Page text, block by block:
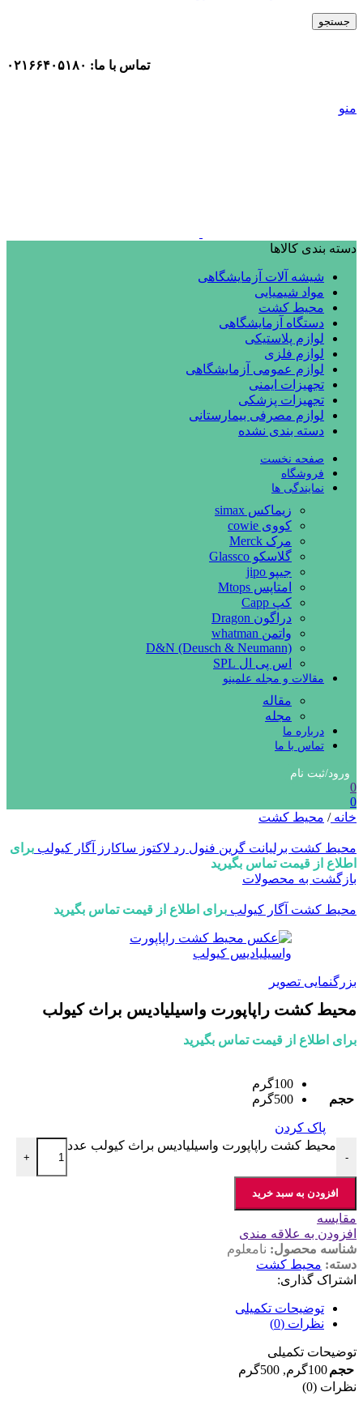
جستجو
تماس با ما: ۰۲۱۶۶۴۰۵۱۸۰
منو
دسته بندی کالاها
شیشه آلات آزمایشگاهی
مواد شیمیایی
محیط کشت
دستگاه آزمایشگاهی
لوازم پلاستیکی
لوازم فلزی
لوازم عمومی آزمایشگاهی
تجهیزات ایمنی
تجهیزات پزشکی
لوازم مصرفی بیمارستانی
دسته بندی نشده
صفحه نخست
فروشگاه
نمایندگی ها
زیماکس simax
کووی cowie
مرک Merck
گلاسکو Glassco
جیپو jipo
امتاپس Mtops
کپ Capp
دراگون Dragon
واتمن whatman
D&N (Deusch & Neumann)
اس پی ال SPL
مقالات و مجله علمینو
مقاله
مجله
درباره ما
تماس با ما
ورود/ثبت نام
0
0
خانه/ محیط کشت
محیط کشت برلیانت گرین فنول رد لاکتوز ساکارز آگار کیولب برای
اطلاع از قیمت تماس بگیرید
بازگشت به محصولات
محیط کشت آگار کیولب برای اطلاع از قیمت تماس بگیرید
بزرگنمایی تصویر
محیط کشت راپاپورت واسیلیادیس براث کیولب
برای اطلاع از قیمت تماس بگیرید
حجم
100گرم
500گرم
پاک کردن
-
محیط کشت راپاپورت واسیلیادیس براث کیولب عدد
+
افزودن به سبد خرید
مقایسه
افزودن به علاقه مندی
شناسه محصول: نامعلوم
دسته: محیط کشت
اشتراک گذاری:
توضیحات تکمیلی
نظرات (0)
توضیحات تکمیلی
حجم100گرم , 500گرم
نظرات (0)